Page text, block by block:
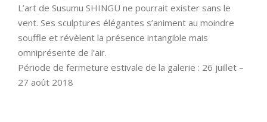
L’art de Susumu SHINGU ne pourrait exister sans le
vent. Ses sculptures élégantes s’animent au moindre
souffle et révèlent la présence intangible mais
omniprésente de l’air.
Période de fermeture estivale de la galerie : 26 juillet –
27 août 2018